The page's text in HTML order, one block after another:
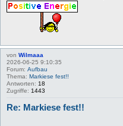
von Wilmaaa
2026-06-25 9:10:35
Forum: Aufbau
Thema: Markiese fest!!
Antworten: 18
Zugriffe: 1443
Re: Markiese fest!!